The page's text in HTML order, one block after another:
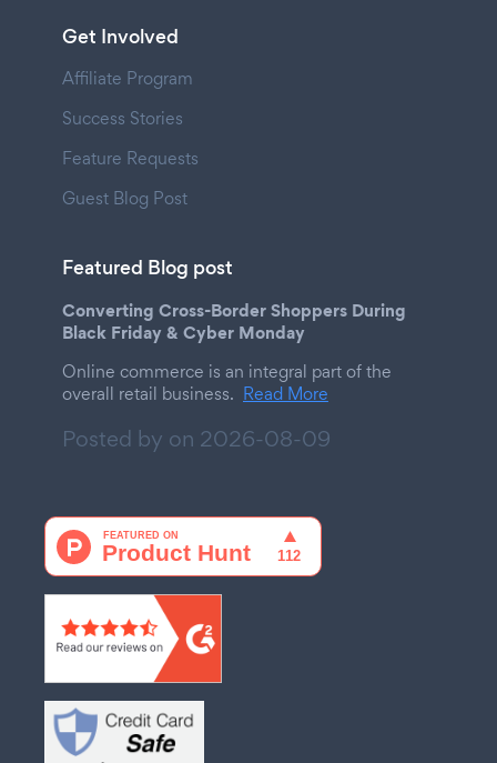
Get Involved
Affiliate Program
Success Stories
Feature Requests
Guest Blog Post
Featured Blog post
Converting Cross-Border Shoppers During
Black Friday & Cyber Monday
Online commerce is an integral part of the
overall retail business. Read More
Posted by on 2026-08-09